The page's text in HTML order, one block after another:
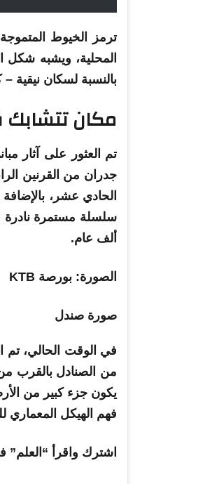
ترمز الخيوط
المحلية، ويشبه شكل
بالنسبة لسكان
مكان تتشابك
تم العثور على آثار
جدران من القرنين
الحادي عشر،
سلسلة مستمرة نادرة
ألف عام.
الصورة: بورصة KTB
صورة صندل
في الوقت الحالي،
من الصنادل بالقرب
يكون جزء كبير من
فهم الهيكل المعماري
اشترك واقرأ “العلم”